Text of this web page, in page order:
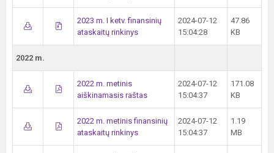
2023 m. I ketv. finansinių
ataskaitų rinkinys
2024-07-12
15:04:28
47.86
KB
2022 m.
2022 m. metinis
aiškinamasis raštas
2024-07-12
15:04:37
171.08
KB
2022 m. metinis finansinių
ataskaitų rinkinys
2024-07-12
15:04:37
1.19
MB